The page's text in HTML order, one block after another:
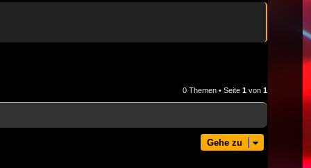
0 Themen • Seite 1 von 1
Gehe zu